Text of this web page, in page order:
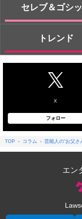
セレブ＆ゴシ
トレンド
X
フォロー
TOP コラム 芸能人の“お父
エン